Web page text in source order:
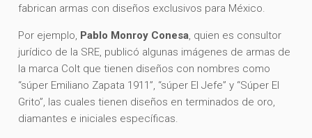
fabrican armas con diseños exclusivos para México.
Por ejemplo, Pablo Monroy Conesa, quien es consultor
jurídico de la SRE, publicó algunas imágenes de armas de
la marca Colt que tienen diseños con nombres como
“súper Emiliano Zapata 1911”, “súper El Jefe” y “Súper El
Grito”, las cuales tienen diseños en terminados de oro,
diamantes e iniciales específicas.